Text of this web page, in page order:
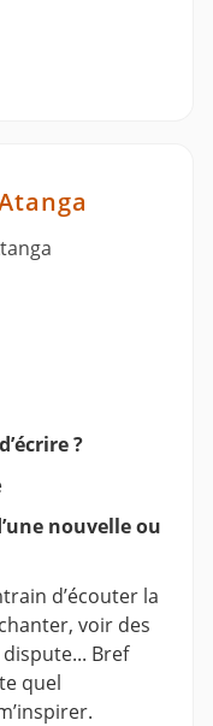
?
nouvelle ou
d’écouter la
voir des
Bref
quel